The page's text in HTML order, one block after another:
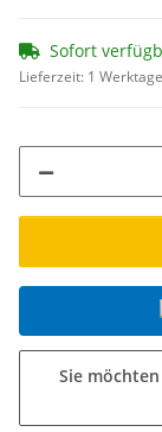
Sofort
Lieferzeit: 1 Werktage
Sie